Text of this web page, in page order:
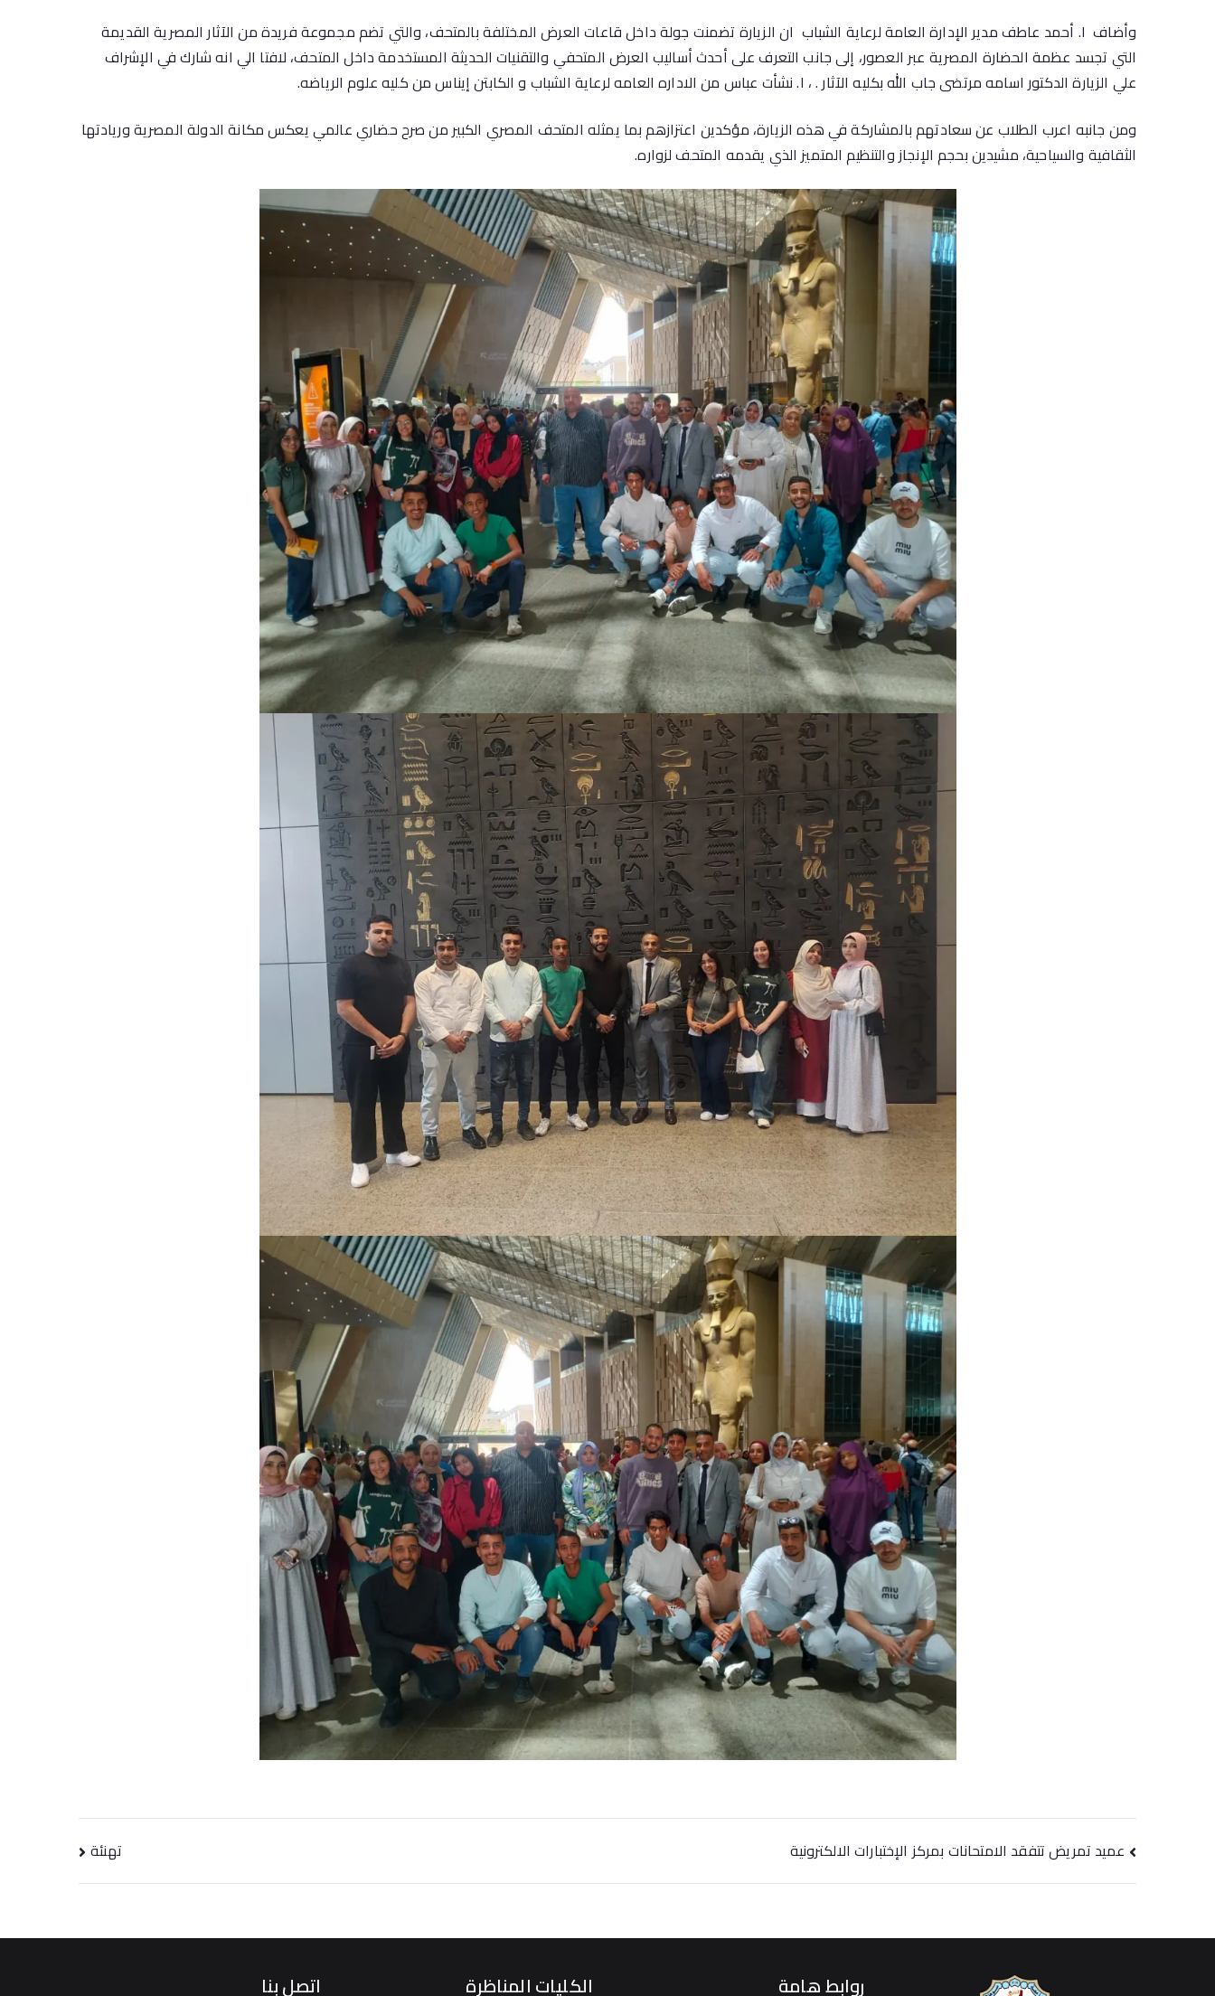
وأضاف ا. أحمد عاطف مدير الإدارة العامة لرعاية الشباب ان الزيارة تضمنت جولة داخل قاعات العرض المختلفة بالمتحف، والتي تضم مجموعة فريدة من الآثار المصرية القديمة
التي تجسد عظمة الحضارة المصرية عبر العصور، إلى جانب التعرف على أحدث أساليب العرض المتحفي والتقنيات الحديثة المستخدمة داخل المتحف، لافتا الي انه شارك في الإشراف
علي الزيارة الدكتور اسامه مرتضى جاب الله بكليه الآثار . ، ا. نشأت عباس من الاداره العامه لرعاية الشباب و الكابتن إيناس من كليه علوم الرياضه.
ومن جانبه اعرب الطلاب عن سعادتهم بالمشاركة في هذه الزيارة، مؤكدين اعتزازهم بما يمثله المتحف المصري الكبير من صرح حضاري عالمي يعكس مكانة الدولة المصرية وريادتها
الثقافية والسياحية، مشيدين بحجم الإنجاز والتنظيم المتميز الذي يقدمه المتحف لزواره.
عميد تمريض تتفقد الامتحانات بمركز الإختبارات الالكترونية تهنئة
روابط هامة الكليات المناظرة اتصل بنا